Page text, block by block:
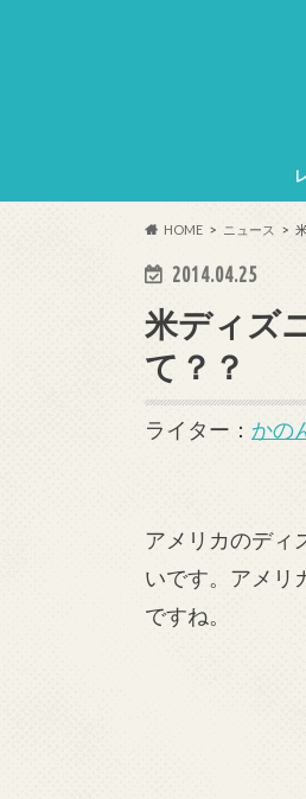
HOME ニュース
2014.04.25
米ディズ
て？？
ライター： かの
アメリカのディ
いです。アメリ
ですね。